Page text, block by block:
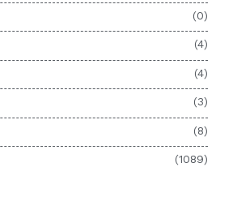
(0)
(4)
(4)
(3)
(8)
(1089)